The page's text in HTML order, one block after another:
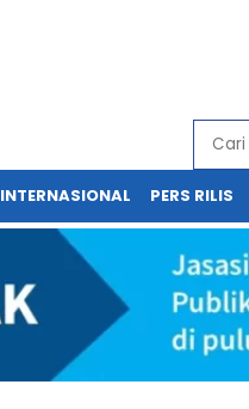
INTERNASIONAL PERS RILIS